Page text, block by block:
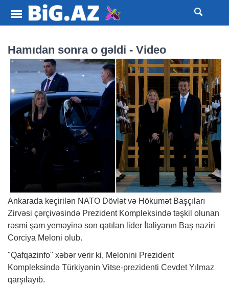
Hamıdan sonra o gəldi - Video
Ankarada keçirilən NATO Dövlət və Hökumət Başçıları
Zirvəsi çərçivəsində Prezident Kompleksində təşkil olunan
rəsmi şam yeməyinə son qatılan lider İtaliyanın Baş naziri
Corciya Meloni olub.
"Qafqazinfo" xəbər verir ki, Melonini Prezident
Kompleksində Türkiyənin Vitse-prezidenti Cevdet Yılmaz
qarşılayıb.